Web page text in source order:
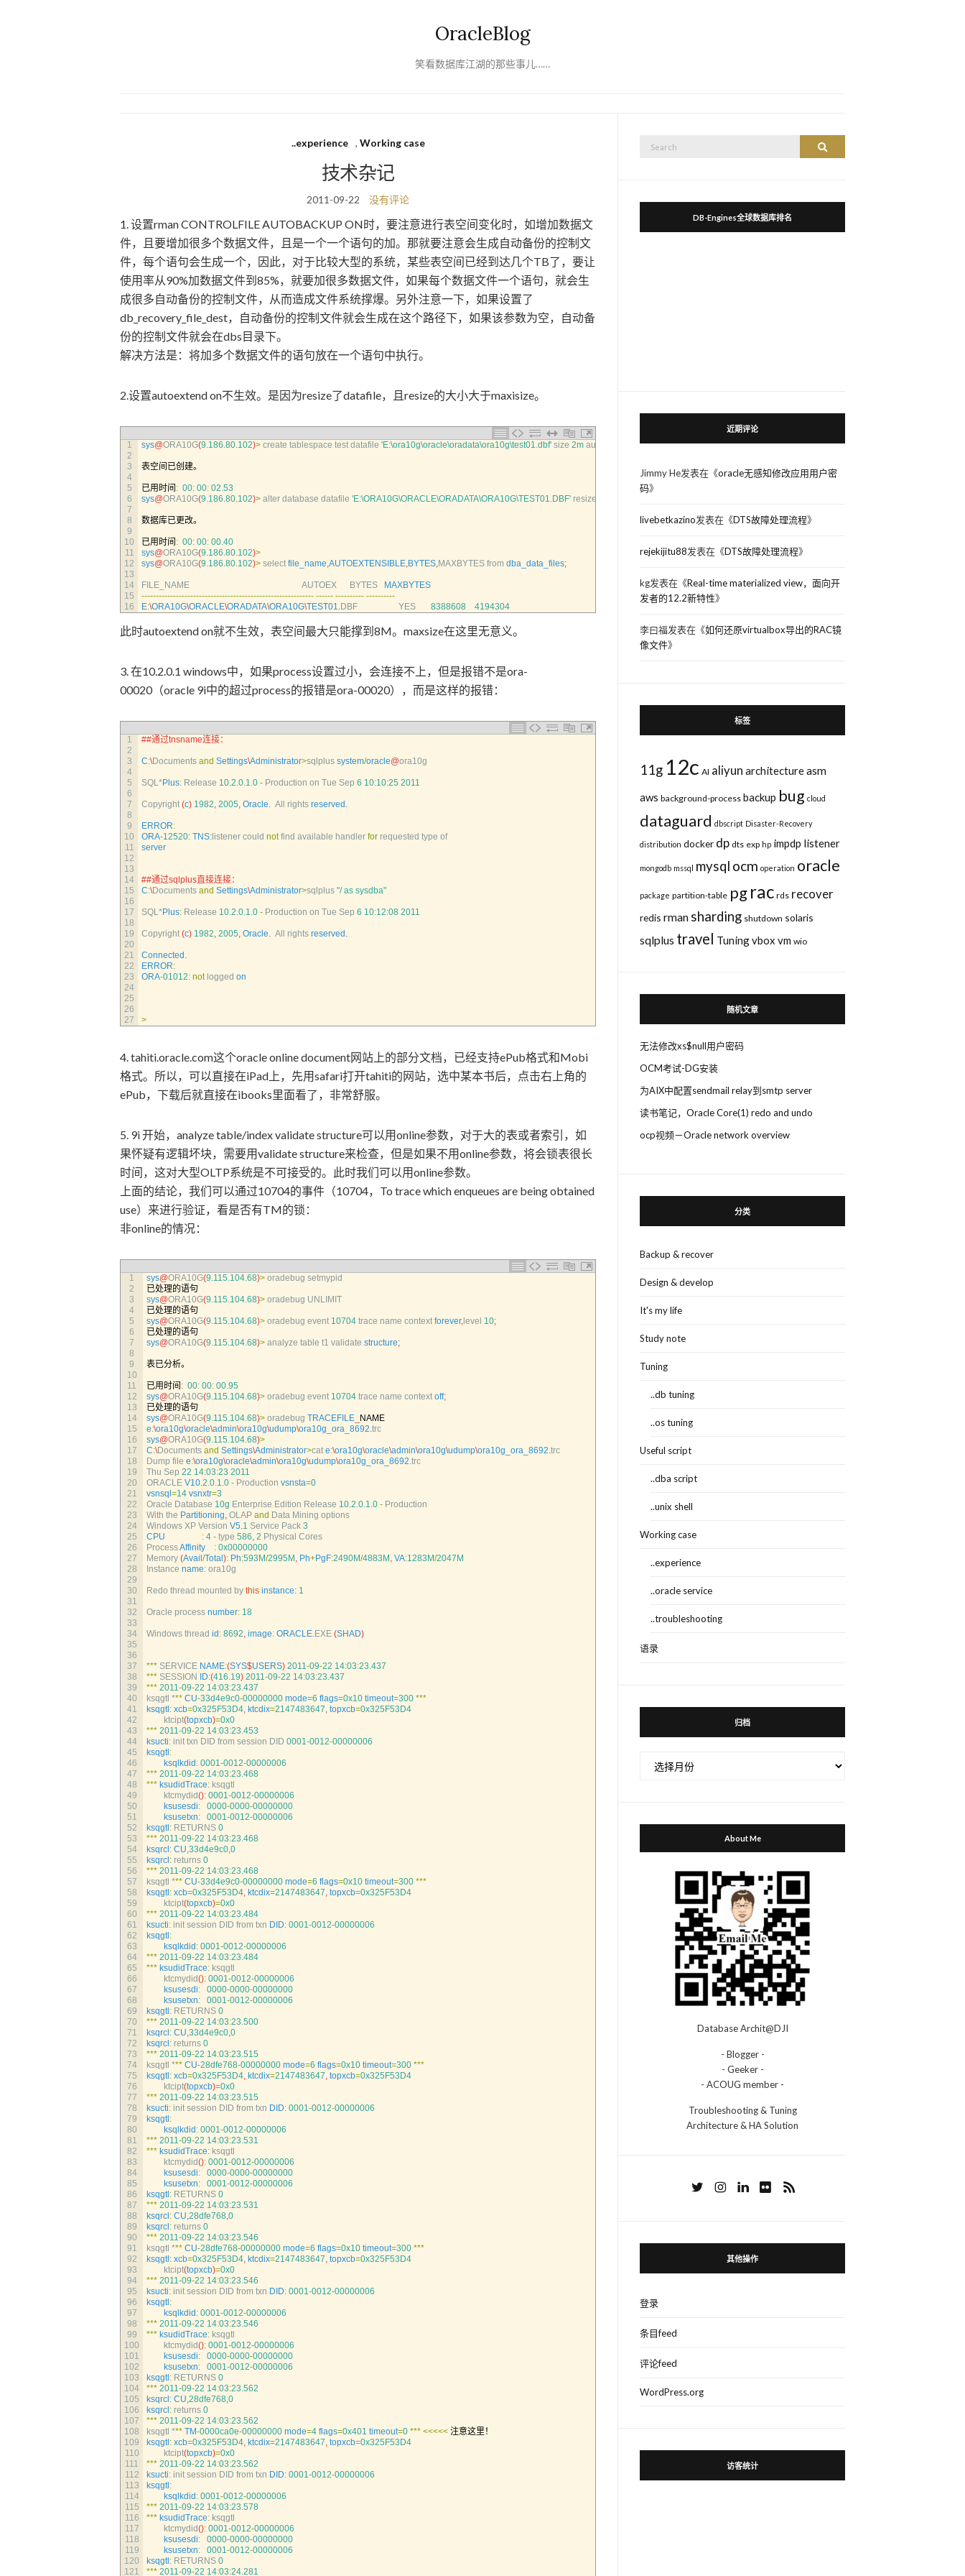
OracleBlog
笑看数据库江湖的那些事儿……
..experience , Working case
技术杂记
2011-09-22 没有评论
1. 设置rman CONTROLFILE AUTOBACKUP ON时，要注意进行表空间变化时，如增加数据文
件，且要增加很多个数据文件，且是一个一个语句的加。那就要注意会生成自动备份的控制文
件，每个语句会生成一个，因此，对于比较大型的系统，某些表空间已经到达几个TB了，要让
使用率从90%加数据文件到85%，就要加很多数据文件，如果每个数据文件一个语句，就会生
成很多自动备份的控制文件，从而造成文件系统撑爆。另外注意一下，如果设置了
db_recovery_file_dest，自动备份的控制文件就会生成在这个路径下，如果该参数为空，自动备
份的控制文件就会在dbs目录下。
解决方法是：将加多个数据文件的语句放在一个语句中执行。
2.设置autoextend on不生效。是因为resize了datafile，且resize的大小大于maxisize。
1
2
3
4
5
6
7
8
9
10
11
12
13
14
15
16
sys@ORA10G(9.186.80.102)> create tablespace test datafile 'E:\ora10g\oracle\oradata\ora10g\test01.dbf' size 2m autoextend on maxsize 4m;
表空间已创建。
已用时间 : 00: 00: 02.53
sys@ORA10G(9.186.80.102)> alter database datafile 'E:\ORA10G\ORACLE\ORADATA\ORA10G\TEST01.DBF' resize
数据库已更改。
已用时间 : 00: 00: 00.40
sys@ORA10G(9.186.80.102)>
sys@ORA10G(9.186.80.102)> select file_name,AUTOEXTENSIBLE,BYTES,MAXBYTES from dba_data_files;
FILE_NAME AUTOEX BYTES
MAXBYTES
------------------------------------------------------------ ------ ---------- ----------
E:\ORA10G\ORACLE\ORADATA\ORA10G\TEST01.DBF YES 8388608 4194304
此时autoextend on就不生效，表空间最大只能撑到8M。maxsize在这里无意义。
3. 在10.2.0.1 windows中，如果process设置过小，会连接不上，但是报错不是ora-
00020（oracle 9i中的超过process的报错是ora-00020），而是这样的报错：
1
2
3
4
5
6
7
8
9
10
11
12
13
14
15
16
17
18
19
20
21
22
23
24
25
26
27
##通过tnsname连接：
C:\Documents and Settings\Administrator>sqlplus system/oracle@ora10g
SQL*Plus: Release 10.2.0.1.0 - Production on Tue Sep 6 10:10:25 2011
Copyright (c) 1982, 2005, Oracle. All rights reserved .
ERROR:
ORA-12520: TNS: listener could not find available handler for requested type of
server
##通过sqlplus直接连接：
C:\Documents and Settings\Administrator>sqlplus "/ as sysdba"
SQL*Plus: Release 10.2.0.1.0 - Production on Tue Sep 6 10:12:08 2011
Copyright (c) 1982, 2005, Oracle. All rights reserved .
Connected .
ERROR:
ORA-01012: not logged on
>
4. tahiti.oracle.com这个oracle online document网站上的部分文档，已经支持ePub格式和Mobi
格式。所以，可以直接在iPad上，先用safari打开tahiti的网站，选中某本书后，点击右上角的
ePub，下载后就直接在ibooks里面看了，非常舒服。
5. 9i 开始，analyze table/index validate structure可以用online参数，对于大的表或者索引，如
果怀疑有逻辑坏块，需要用validate structure来检查，但是如果不用online参数，将会锁表很长
时间，这对大型OLTP系统是不可接受的。此时我们可以用online参数。
上面的结论，我们可以通过10704的事件（10704，To trace which enqueues are being obtained
use）来进行验证，看是否有TM的锁：
非online的情况：
1
2
3
4
5
6
7
8
9
10
11
12
13
14
15
16
17
18
19
20
21
22
23
24
25
26
27
28
29
30
31
32
33
34
35
36
37
38
39
40
41
42
43
44
45
46
47
48
49
50
51
52
53
54
55
56
57
58
59
60
61
62
63
64
65
66
67
68
69
70
71
72
73
74
75
76
77
78
79
80
81
82
83
84
85
86
87
88
89
90
91
92
93
94
95
96
97
98
99
100
101
102
103
104
105
106
107
108
109
110
111
112
113
114
115
116
117
118
119
120
121
sys@ORA10G(9.115.104.68)> oradebug setmypid
已处理的语句
sys@ORA10G(9.115.104.68)> oradebug UNLIMIT
已处理的语句
sys@ORA10G(9.115.104.68)> oradebug event 10704 trace name context forever, level 10;
已处理的语句
sys@ORA10G(9.115.104.68)> analyze table t1 validate structure;
表已分析。
已用时间 : 00: 00: 00.95
sys@ORA10G(9.115.104.68)> oradebug event 10704 trace name context off;
已处理的语句
sys@ORA10G(9.115.104.68)> oradebug TRACEFILE
NAME
e:\ora10g\oracle\admin\ora10g\udump\ora10g_ora_8692.trc
sys@ORA10G(9.115.104.68)>
C:\Documents and Settings\Administrator>cat e:\ora10g\oracle\admin\ora10g\udump\ora10g_ora_8692.trc
Dump file e:\ora10g\oracle\admin\ora10g\udump\ora10g_ora_8692.trc
Thu Sep 22 14:03:23 2011
ORACLE V10.2.0.1.0 - Production vsnsta=0
vsnsql =14 vsnxtr=3
Oracle Database 10g Enterprise Edition Release 10.2.0.1.0 - Production
With the Partitioning, OLAP and Data Mining options
Windows XP Version V5.1 Service Pack 3
CPU
: 4 - type 586, 2 Physical Cores
Process Affinity : 0x00000000
Memory (Avail /Total ): Ph:593M/2995M , Ph+PgF:2490M/4883M , VA:1283M/2047M
Instance name: ora10g
Redo thread mounted by this instance: 1
Oracle process number: 18
Windows thread id : 8692, image: ORACLE.EXE (SHAD)
*** SERVICE NAME:(SYS$USERS) 2011-09-22 14:03:23.437
*** SESSION ID:(416.19) 2011-09-22 14:03:23.437
*** 2011-09-22 14:03:23.437
ksqgtl *** CU-33d4e9c0-00000000 mode=6 flags=0x10 timeout=300 ***
ksqgtl : xcb=0x325F53D4, ktcdix=2147483647, topxcb=0x325F53D4
ktcipt(topxcb)=0x0
*** 2011-09-22 14:03:23.453
ksucti: init txn DID from session DID 0001-0012-00000006
ksqgtl :
ksqlkdid : 0001-0012-00000006
*** 2011-09-22 14:03:23.468
*** ksudidTrace: ksqgtl
ktcmydid(): 0001-0012-00000006
ksusesdi: 0000-0000-00000000
ksusetxn: 0001-0012-00000006
ksqgtl : RETURNS 0
*** 2011-09-22 14:03:23.468
ksqrcl : CU,33d4e9c0,0
ksqrcl : returns 0
*** 2011-09-22 14:03:23.468
ksqgtl *** CU-33d4e9c0-00000000 mode=6 flags=0x10 timeout=300 ***
ksqgtl : xcb=0x325F53D4, ktcdix=2147483647, topxcb=0x325F53D4
ktcipt(topxcb)=0x0
*** 2011-09-22 14:03:23.484
ksucti: init session DID from txn DID: 0001-0012-00000006
ksqgtl :
ksqlkdid : 0001-0012-00000006
*** 2011-09-22 14:03:23.484
*** ksudidTrace: ksqgtl
ktcmydid(): 0001-0012-00000006
ksusesdi: 0000-0000-00000000
ksusetxn: 0001-0012-00000006
ksqgtl : RETURNS 0
*** 2011-09-22 14:03:23.500
ksqrcl : CU,33d4e9c0,0
ksqrcl : returns 0
*** 2011-09-22 14:03:23.515
ksqgtl *** CU-28dfe768-00000000 mode=6 flags=0x10 timeout=300 ***
ksqgtl : xcb=0x325F53D4, ktcdix=2147483647, topxcb=0x325F53D4
ktcipt(topxcb)=0x0
*** 2011-09-22 14:03:23.515
ksucti: init session DID from txn DID: 0001-0012-00000006
ksqgtl :
ksqlkdid : 0001-0012-00000006
*** 2011-09-22 14:03:23.531
*** ksudidTrace: ksqgtl
ktcmydid(): 0001-0012-00000006
ksusesdi: 0000-0000-00000000
ksusetxn: 0001-0012-00000006
ksqgtl : RETURNS 0
*** 2011-09-22 14:03:23.531
ksqrcl : CU,28dfe768,0
ksqrcl : returns 0
*** 2011-09-22 14:03:23.546
ksqgtl *** CU-28dfe768-00000000 mode=6 flags=0x10 timeout=300 ***
ksqgtl : xcb=0x325F53D4, ktcdix=2147483647, topxcb=0x325F53D4
ktcipt(topxcb)=0x0
*** 2011-09-22 14:03:23.546
ksucti: init session DID from txn DID: 0001-0012-00000006
ksqgtl :
ksqlkdid : 0001-0012-00000006
*** 2011-09-22 14:03:23.546
*** ksudidTrace: ksqgtl
ktcmydid(): 0001-0012-00000006
ksusesdi: 0000-0000-00000000
ksusetxn: 0001-0012-00000006
ksqgtl : RETURNS 0
*** 2011-09-22 14:03:23.562
ksqrcl : CU,28dfe768,0
ksqrcl : returns 0
*** 2011-09-22 14:03:23.562
ksqgtl *** TM-0000ca0e-00000000 mode=4 flags=0x401 timeout=0 *** <<<<< 注意这里！
ksqgtl : xcb=0x325F53D4, ktcdix=2147483647, topxcb=0x325F53D4
ktcipt(topxcb)=0x0
*** 2011-09-22 14:03:23.562
ksucti: init session DID from txn DID: 0001-0012-00000006
ksqgtl :
ksqlkdid : 0001-0012-00000006
*** 2011-09-22 14:03:23.578
*** ksudidTrace: ksqgtl
ktcmydid(): 0001-0012-00000006
ksusesdi: 0000-0000-00000000
ksusetxn: 0001-0012-00000006
ksqgtl : RETURNS 0
*** 2011-09-22 14:03:24.281
Search
DB-Engines全球数据库排名
近期评论
Jimmy He发表在《oracle无感知修改应用用户密
码》
livebetkazino发表在《DTS故障处理流程》
rejekijitu88发表在《DTS故障处理流程》
kg发表在《Real-time materialized view，面向开
发者的12.2新特性》
李曰福发表在《如何还原virtualbox导出的RAC镜
像文件》
标签
11g 12c AI aliyun architectureasm
aws background-process backup bug cloud
dataguard dbscript Disaster-Recovery
distribution docker dp dts exp hp impdp listener
mongodb mssql mysql ocm operation oracle
package partition-table pgrac rds recover
redis rman sharding shutdown solaris
sqlplus travel Tuningvbox vm wio
随机文章
无法修改xs$null用户密码
OCM考试-DG安装
为AIX中配置sendmail relay到smtp server
读书笔记，Oracle Core(1) redo and undo
ocp视频－Oracle network overview
分类
Backup & recover
Design & develop
It's my life
Study note
Tuning
..db tuning
..os tuning
Useful script
..dba script
..unix shell
Working case
..experience
..oracle service
..troubleshooting
语录
归档
About Me
Database Archit@DJI
- Blogger -
- Geeker -
- ACOUG member -
Troubleshooting & Tuning
Architecture & HA Solution
其他操作
登录
条目feed
评论feed
WordPress.org
访客统计